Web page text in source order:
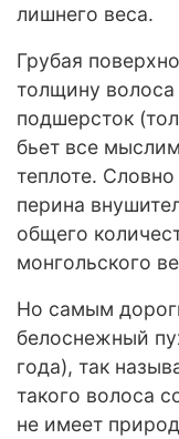
лишнего веса.
Грубая
толщину
подшерсток
бьет все
теплоте.
перина
общего
монгольского
Но самым
белоснежный
года), так
такого волоса
не имеет